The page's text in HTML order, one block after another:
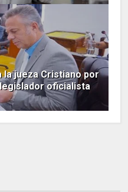
la jueza Cristiano por
oficialista